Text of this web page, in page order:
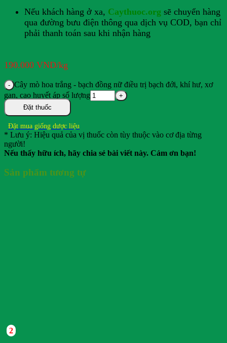
Nếu khách hàng ở xa, Caythuoc.org sẽ chuyển hàng
qua đường bưu điện thông qua dịch vụ COD, bạn chỉ
phải thanh toán sau khi nhận hàng
190.000 VND/kg
Cây mò hoa trắng - bạch đồng nữ điều trị bạch đới, khí hư, xơ
gan, cao huyết áp số lượng
Đặt thuốc
Đặt mua giống dược liệu
* Lưu ý: Hiệu quả của vị thuốc còn tùy thuộc vào cơ địa từng
người!
Nếu thấy hữu ích, hãy chia sẻ bài viết này. Cảm ơn bạn!
Sản phẩm tương tự
2